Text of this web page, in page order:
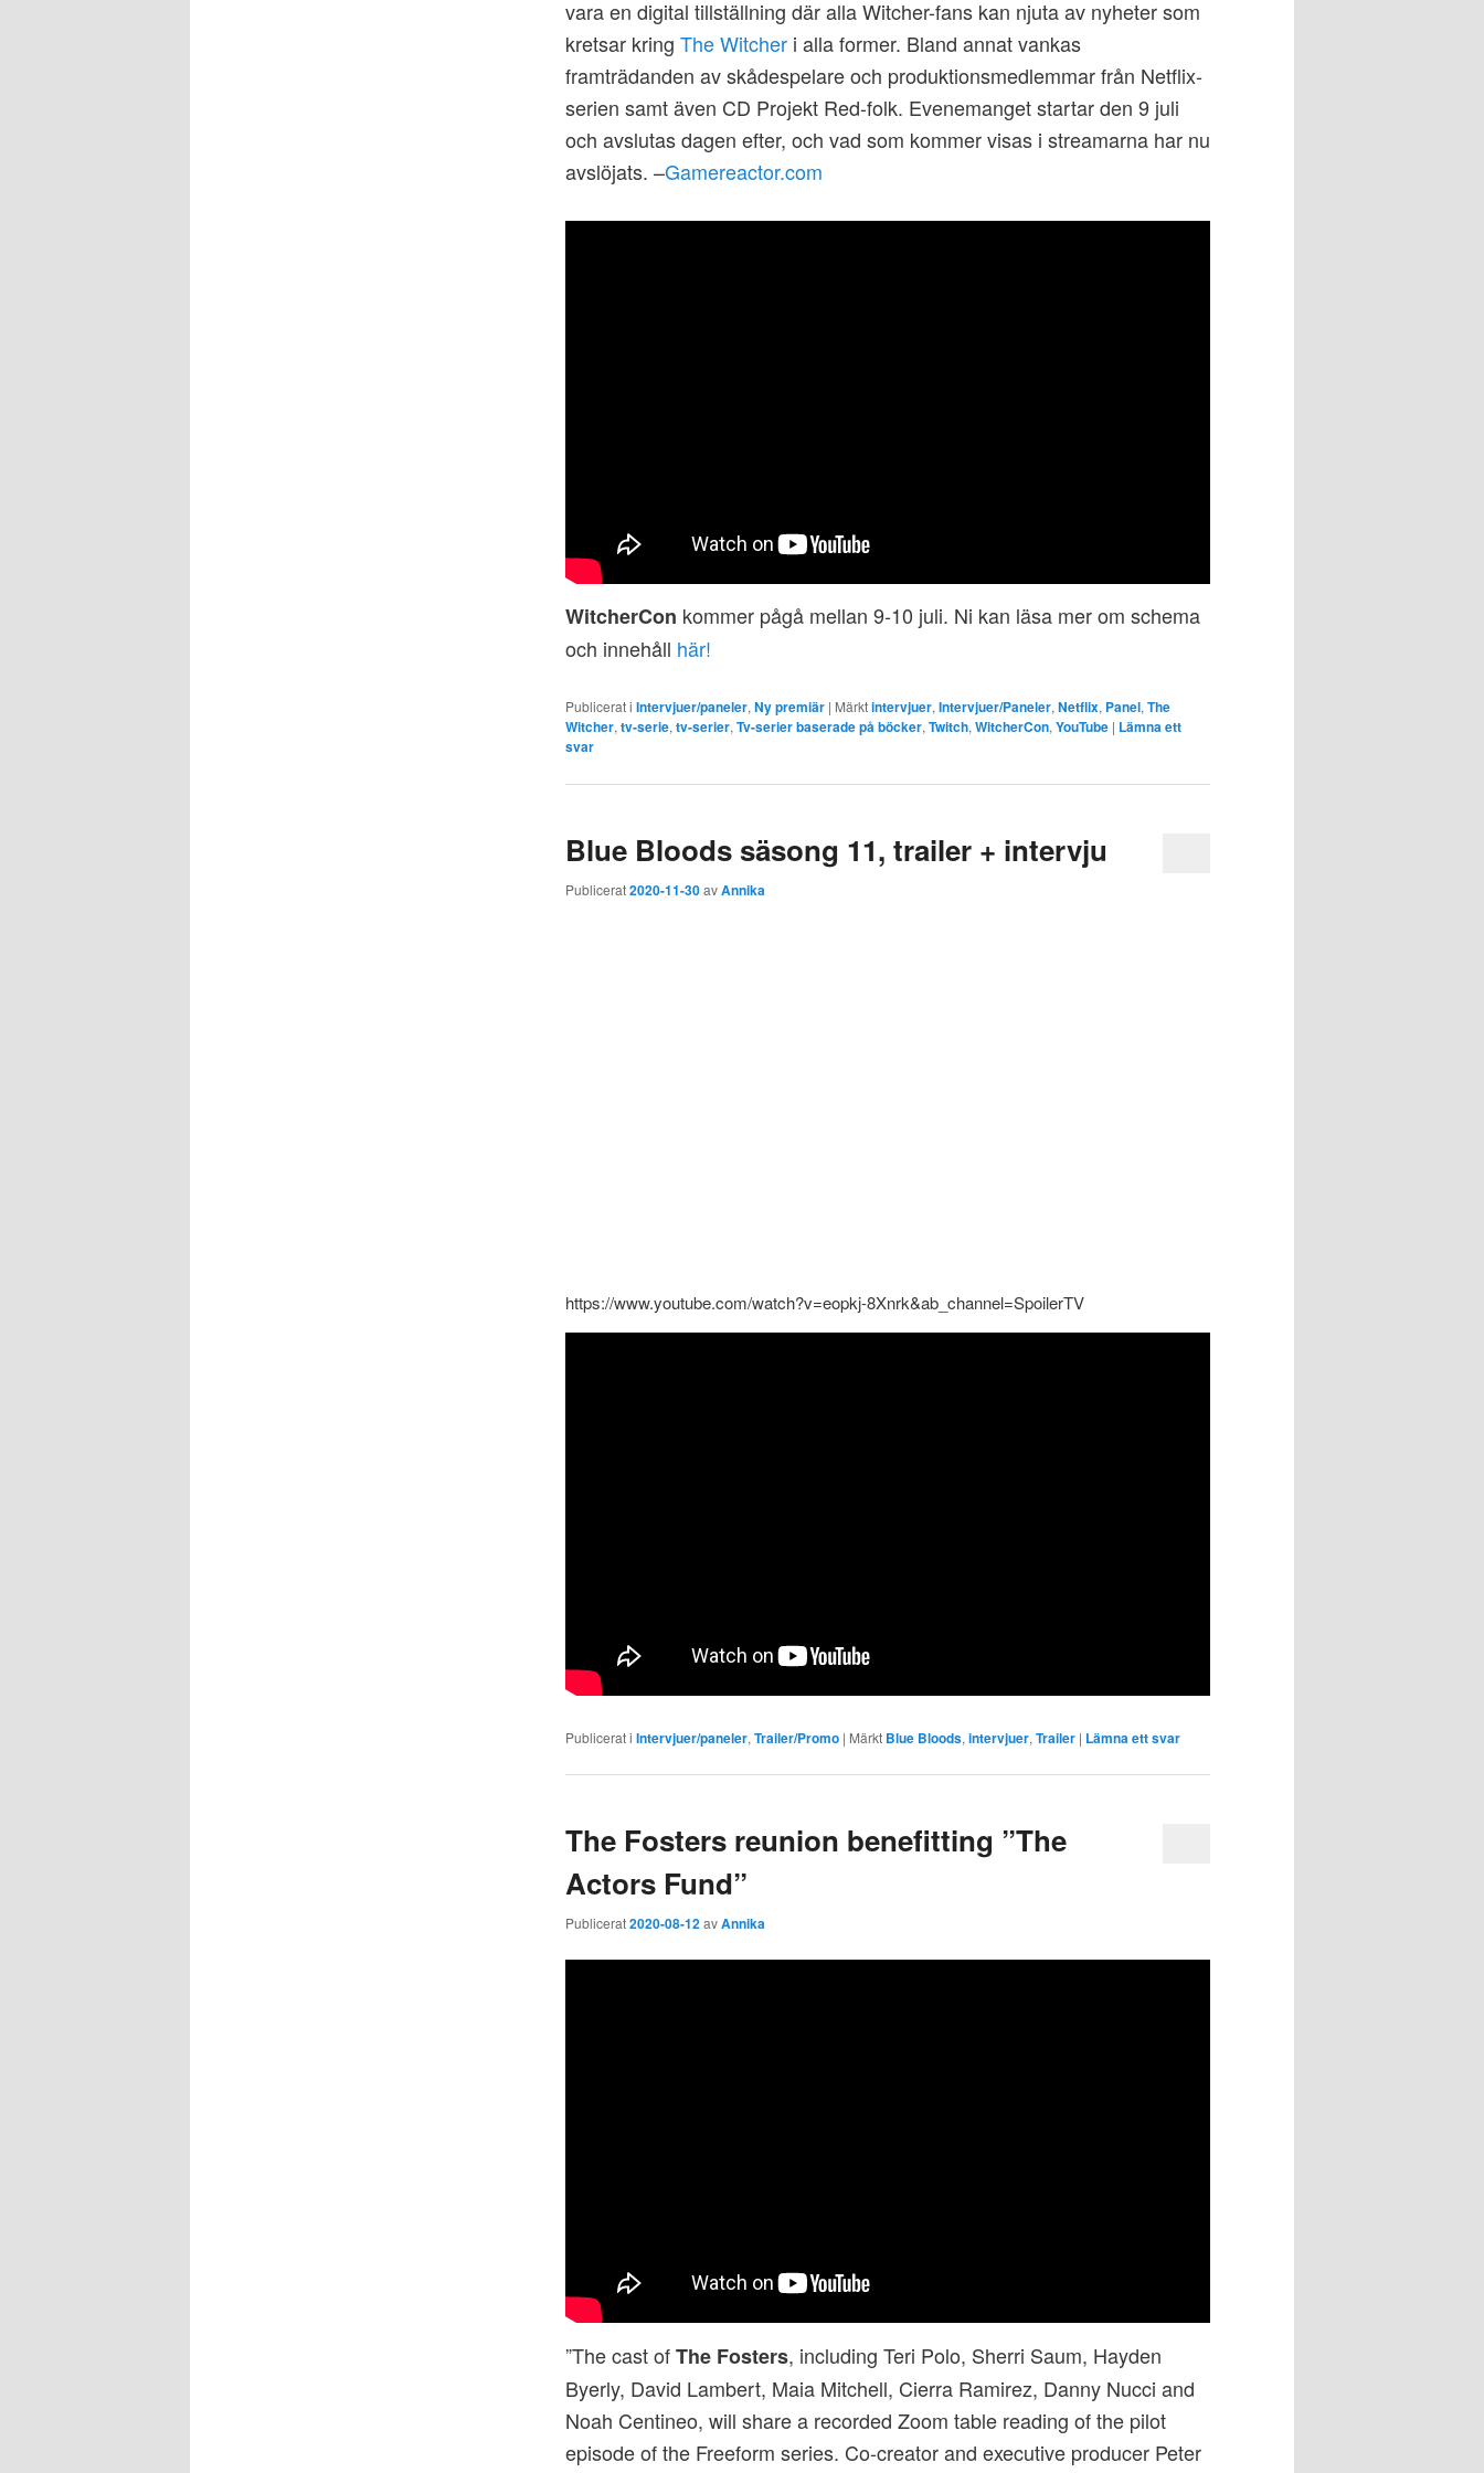
vara en digital tillställning där alla Witcher-fans kan njuta av nyheter som
kretsar kring The Witcher i alla former. Bland annat vankas
framträdanden av skådespelare och produktionsmedlemmar från Netflix-
serien samt även CD Projekt Red-folk. Evenemanget startar den 9 juli
och avslutas dagen efter, och vad som kommer visas i streamarna har nu
avslöjats. –Gamereactor.com
WitcherCon kommer pågå mellan 9-10 juli. Ni kan läsa mer om schema
och innehåll här!
Publicerat i Intervjuer/paneler, Ny premiär | Märktintervjuer, Intervjuer/Paneler, Netflix, Panel, The
Witcher, tv-serie, tv-serier, Tv-serier baserade på böcker, Twitch, WitcherCon, YouTube | Lämna ett
svar
Blue Bloods säsong 11, trailer + intervju
Publicerat2020-11-30avAnnika
https://www.youtube.com/watch?v=eopkj-8Xnrk&ab_channel=SpoilerTV
Publicerat i Intervjuer/paneler, Trailer/Promo | Märkt Blue Bloods, intervjuer, Trailer | Lämna ett svar
The Fosters reunion benefitting ”The
Actors Fund”
Publicerat2020-08-12avAnnika
”The cast ofThe Fosters, including Teri Polo, Sherri Saum, Hayden
Byerly, David Lambert, Maia Mitchell, Cierra Ramirez, Danny Nucci and
Noah Centineo, will share a recorded Zoom table reading of the pilot
episode of the Freeform series. Co-creator and executive producer Peter